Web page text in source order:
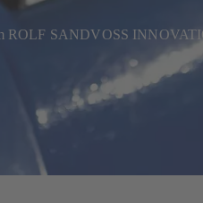
ROLF SANDVOSS